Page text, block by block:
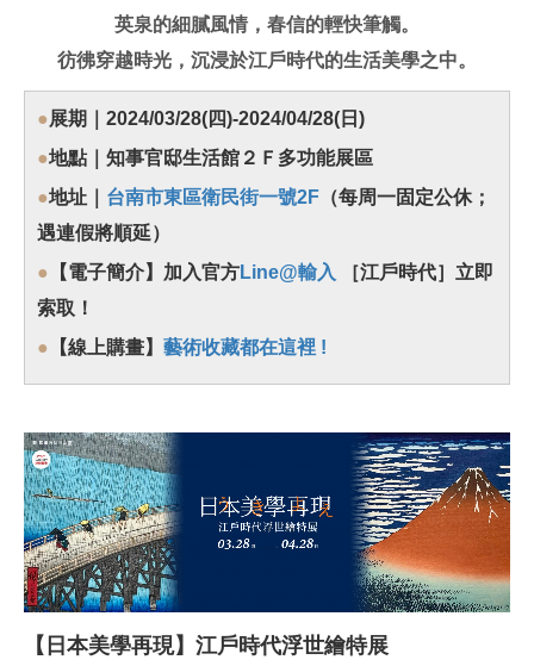
英泉的細膩風情，春信的輕快筆觸。
彷彿穿越時光，沉浸於江戶時代的生活美學之中。
●展期｜2024/03/28(四)-2024/04/28(日)
●地點｜知事官邸生活館２Ｆ多功能展區
●地址｜ 台南市東區衛民街一號2F （每周一固定公休；
遇連假將順延）
● 【電子簡介】加入官方Line@輸入
［江戶時代］立即
索取！
● 【線上購畫】 藝術收藏都在這裡 !
【日本美學再現】江戶時代浮世繪特展